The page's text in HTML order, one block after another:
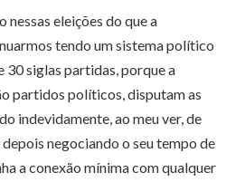
nessas eleições do que a
tendo um sistema político
30 siglas partidas, porque a
partidos políticos, disputam as
indevidamente, ao meu ver, de
negociando o seu tempo de
a conexão mínima com qualquer